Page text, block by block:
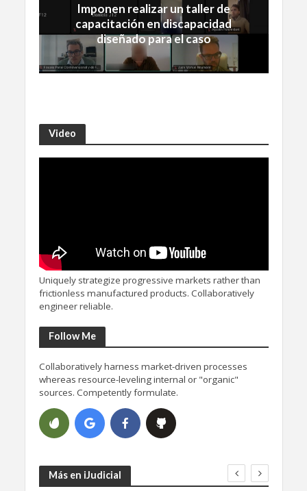
Imponen realizar un taller de
capacitación en discapacidad
diseñado para el caso
Video
Uniquely strategize progressive markets rather than
frictionless manufactured products. Collaboratively
engineer reliable.
Follow Me
Collaboratively harness market-driven processes
whereas resource-leveling internal or "organic"
sources. Competently formulate.
Más en iJudicial